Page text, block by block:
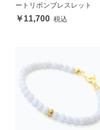
ートリボンブレスレット
11,700